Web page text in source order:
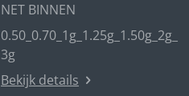
NET BINNEN
0.50_0.70_1g_1.25g_1.50g_2g_
3g
Bekijk details